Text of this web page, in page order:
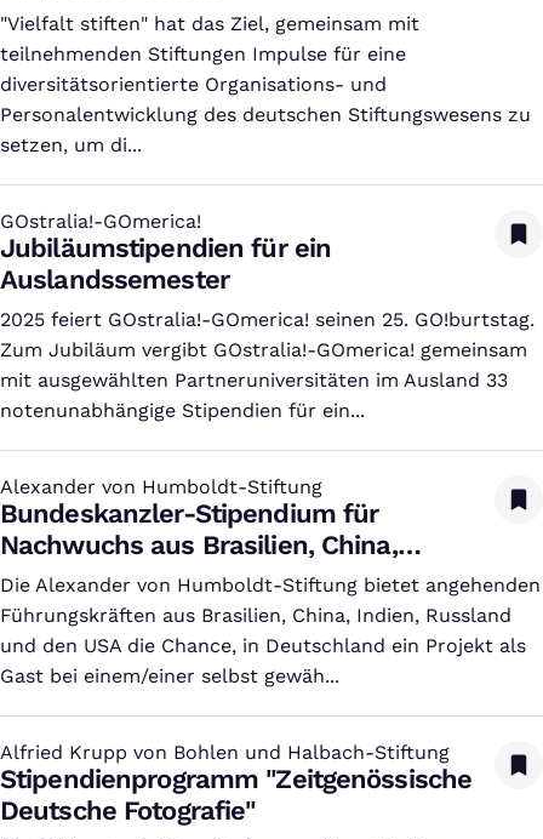
"Vielfalt stiften" hat das Ziel, gemeinsam mit
teilnehmenden Stiftungen Impulse für eine
diversitätsorientierte Organisations- und
Personalentwicklung des deutschen Stiftungswesens zu
setzen, um di...
GOstralia!-GOmerica!
:
Jubiläumstipendien für ein
Auslandssemester
2025 feiert GOstralia!-GOmerica! seinen 25. GO!burtstag.
Zum Jubiläum vergibt GOstralia!-GOmerica! gemeinsam
mit ausgewählten Partneruniversitäten im Ausland 33
notenunabhängige Stipendien für ein...
Alexander von Humboldt-Stiftung
:
Bundeskanzler-Stipendium für
Nachwuchs aus Brasilien, China,
Indien, der Russischen Föderation und
den USA
Die Alexander von Humboldt-Stiftung bietet angehenden
Führungskräften aus Brasilien, China, Indien, Russland
und den USA die Chance, in Deutschland ein Projekt als
Gast bei einem/einer selbst gewäh...
Alfried Krupp von Bohlen und Halbach-Stiftung
:
Stipendienprogramm "Zeitgenössische
Deutsche Fotografie"